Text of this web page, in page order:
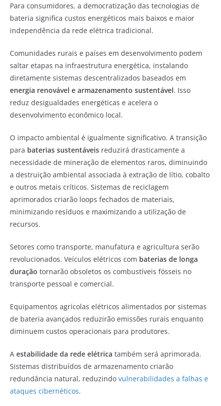
Para consumidores, a democratização das tecnologias de
bateria significa custos energéticos mais baixos e maior
independência da rede elétrica tradicional.
Comunidades rurais e países em desenvolvimento podem
saltar etapas na infraestrutura energética, instalando
diretamente sistemas descentralizados baseados em
energia renovável e armazenamento sustentável. Isso
reduz desigualdades energéticas e acelera o
desenvolvimento econômico local.
O impacto ambiental é igualmente significativo. A transição
para baterias sustentáveis reduzirá drasticamente a
necessidade de mineração de elementos raros, diminuindo
a destruição ambiental associada à extração de lítio, cobalto
e outros metais críticos. Sistemas de reciclagem
aprimorados criarão loops fechados de materiais,
minimizando resíduos e maximizando a utilização de
recursos.
Setores como transporte, manufatura e agricultura serão
revolucionados. Veículos elétricos com baterias de longa
duração tornarão obsoletos os combustíveis fósseis no
transporte pessoal e comercial.
Equipamentos agrícolas elétricos alimentados por sistemas
de bateria avançados reduzirão emissões rurais enquanto
diminuem custos operacionais para produtores.
A estabilidade da rede elétrica também será aprimorada.
Sistemas distribuídos de armazenamento criarão
redundância natural, reduzindo vulnerabilidades a falhas e
ataques cibernéticos.